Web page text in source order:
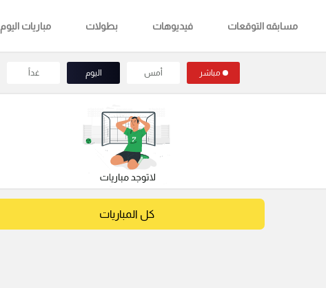
مسابقه التوقعات فيديوهات بطولات مباريات اليوم
مباشر أمس اليوم غداً
كل المباريات